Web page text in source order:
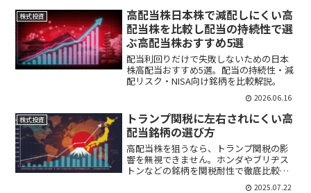
株式投資
高配当株日本株で減配しにくい高
配当株を比較し配当の持続性で選
ぶ高配当株おすすめ5選
配当利回りだけで失敗しないための日本
株高配当おすすめ5選。配当の持続性・減
配リスク・NISA向け銘柄を比較解説。
2026.06.16
株式投資
トランプ関税に左右されにくい高
配当銘柄の選び方
高配当株を狙うなら、トランプ関税の影
響を無視できません。ホンダやブリヂス
トンなどの銘柄を関税耐性で徹底比較し
て、安定した投資方法を見つけましょ
2025.07.22